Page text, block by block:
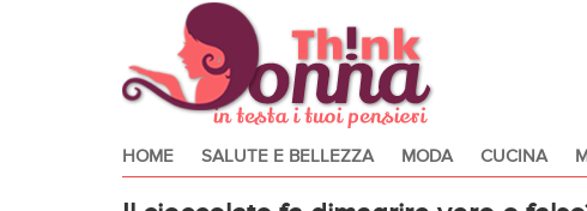
HOME SALUTE E BELLEZZA MODA CUCINA